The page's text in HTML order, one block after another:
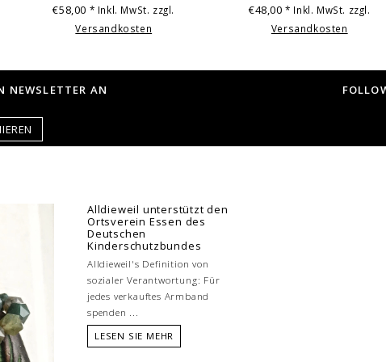
€58,00 * Inkl. MwSt. zzgl.
Versandkosten
€48,00* Inkl. MwSt. zzgl.
Versandkosten
NEWSLETTER AN
Alldieweil unterstützt den
Ortsverein Essen des
Deutschen
Kinderschutzbundes
Alldieweil's Definition von
sozialer Verantwortung: Für
jedes verkauftes Armband
spenden ...
LESEN SIE MEHR